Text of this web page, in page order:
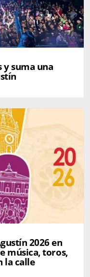
y suma una
2026 en
música, toros,
la calle